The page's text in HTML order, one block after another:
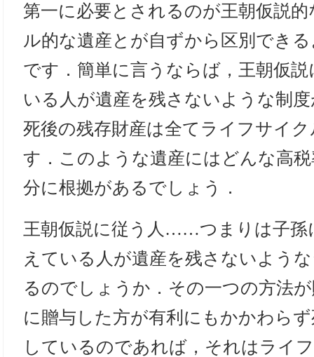
第一に必要とされるのが王朝仮説
ル的な遺産とが自ずから区別でき
です．簡単に言うならば，王朝仮
いる人が遺産を残さないような制
死後の残存財産は全てライフサイ
す．このような遺産にはどんな高
分に根拠があるでしょう．
王朝仮説に従う人……つまりは子孫
えている人が遺産を残さないよう
るのでしょうか．その一つの方法
に贈与した方が有利にもかかわら
しているのであれば，それはライ